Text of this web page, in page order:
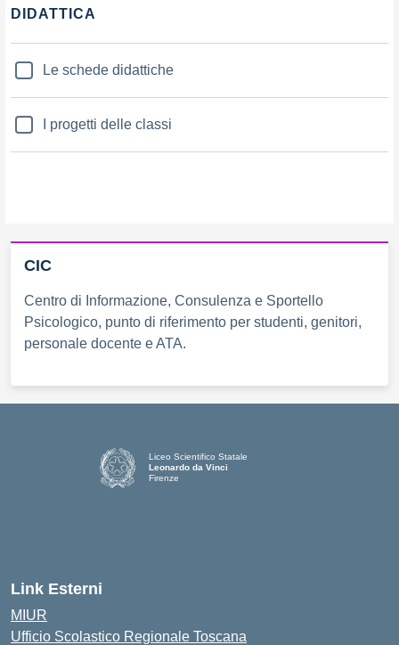
DIDATTICA
Le schede didattiche
I progetti delle classi
CIC
Centro di Informazione, Consulenza e Sportello
Psicologico, punto di riferimento per studenti, genitori,
personale docente e ATA.
Liceo Scientifico Statale
Leonardo da Vinci
Firenze
Link Esterni
MIUR
Ufficio Scolastico Regionale Toscana